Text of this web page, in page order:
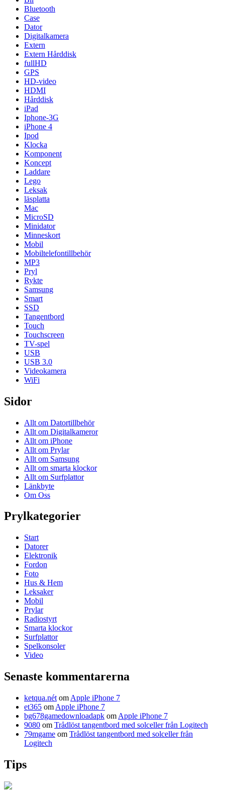
Bluetooth
Case
Dator
Digitalkamera
Extern
Extern Hårddisk
fullHD
GPS
HD-video
HDMI
Hårddisk
iPad
Iphone-3G
iPhone 4
Ipod
Klocka
Komponent
Koncept
Laddare
Lego
Leksak
läsplatta
Mac
MicroSD
Minidator
Minneskort
Mobil
Mobiltelefontillbehör
MP3
Pryl
Rykte
Samsung
Smart
SSD
Tangentbord
Touch
Touchscreen
TV-spel
USB
USB 3.0
Videokamera
WiFi
Sidor
Allt om Datortillbehör
Allt om Digitalkameror
Allt om iPhone
Allt om Prylar
Allt om Samsung
Allt om smarta klockor
Allt om Surfplattor
Länkbyte
Om Oss
Prylkategorier
Start
Datorer
Elektronik
Fordon
Foto
Hus & Hem
Leksaker
Mobil
Prylar
Radiostyrt
Smarta klockor
Surfplattor
Spelkonsoler
Video
Senaste kommentarerna
ketqua.nét om Apple iPhone 7
et365 om Apple iPhone 7
bg678gamedownloadapk om Apple iPhone 7
9080 om Trådlöst tangentbord med solceller från Logitech
79mgame om Trådlöst tangentbord med solceller från
Logitech
Tips